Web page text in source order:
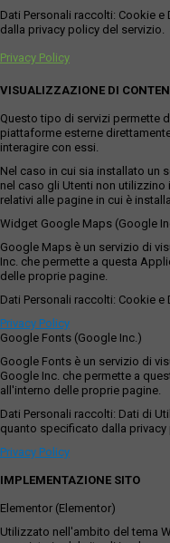
Dati Personali raccolti: Cookie
dalla privacy policy del servizio.
Privacy Policy
VISUALIZZAZIONE DI
Questo tipo di servizi permette
piattaforme esterne
interagire con essi.
Nel caso in cui sia installato un
nel caso gli Utenti non
relativi alle pagine in cui è
Widget Google Maps (Google
Google Maps è un servizio di
Inc. che permette a questa
delle proprie pagine.
Dati Personali raccolti: Cookie e
Privacy Policy
Google Fonts (Google Inc.)
Google Fonts è un servizio di
Google Inc. che permette a
all'interno delle proprie pagine.
Dati Personali raccolti: Dati di
quanto specificato dalla privacy
Privacy Policy
IMPLEMENTAZIONE SITO
Elementor (Elementor)
Utilizzato nell'ambito del tema